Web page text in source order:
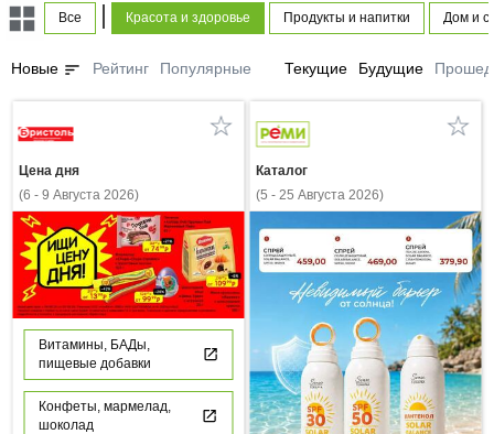
Все Красота и здоровье Продукты и напитки Дом и
Новые sort Рейтинг Популярные Текущие Будущие
Цена дня
(6 - 9 Августа 2026)
Витамины, БАДы,
пищевые добавки
Конфеты, мармелад,
шоколад
Каталог
(5 - 25 Августа 2026)